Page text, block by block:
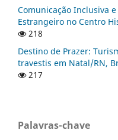
Comunicação Inclusiva
Estrangeiro no Centro
218
Destino de Prazer:
travestis em Natal/RN,
217
Palavras-chave